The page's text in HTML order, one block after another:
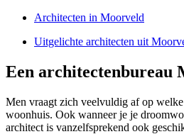
Architecten in Moorveld
Uitgelichte architecten uit
Een architectenbureau
Men vraagt zich veelvuldig af op
woonhuis. Ook wanneer je je
architect is vanzelfsprekend ook